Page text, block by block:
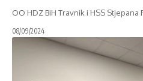
OO HDZ BiH Travnik i HSS
08/09/2024